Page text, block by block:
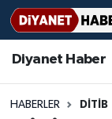
Diyanet Haber
HABERLER DİTİB
Diyanet
Teşkilat
Adana
Adıyaman
Bir Ayet
Bir Hikaye
Aile Dergisi
Aylık Dergi
İmam
Başmakale
Hadis-i
Hayat
Nöbetçi
Hava